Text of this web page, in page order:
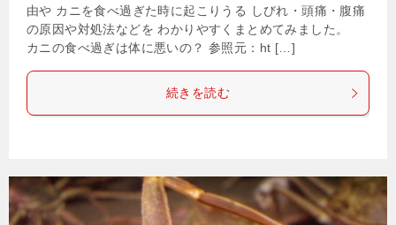
由や カニを食べ過ぎた時に起こりうる しびれ・頭痛・腹痛
の原因や対処法などを わかりやすくまとめてみました。
カニの食べ過ぎは体に悪いの？ 参照元：ht […]
続きを読む